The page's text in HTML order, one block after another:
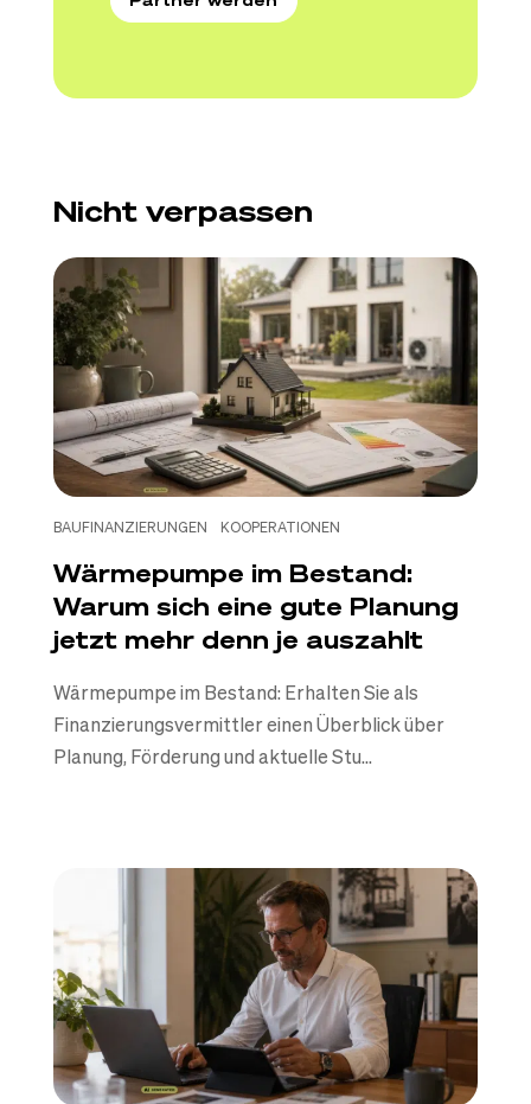
Nicht verpassen
BAUFINANZIERUNGEN KOOPERATIONEN
Wärmepumpe im Bestand:
Warum sich eine gute Planung
jetzt mehr denn je auszahlt
Wärmepumpe im Bestand: Erhalten Sie als
Finanzierungsvermittler einen Überblick über
Planung, Förderung und aktuelle Stu...